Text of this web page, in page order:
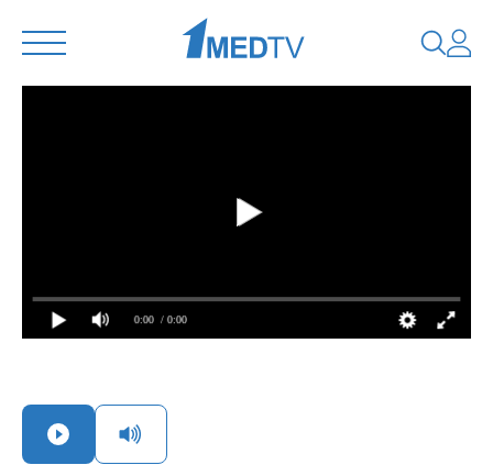
0:00 / 0:00